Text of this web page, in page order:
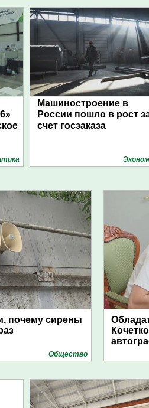
Машиностроение в
России пошло в рост
счет госзаказа
почему сирены
Общество